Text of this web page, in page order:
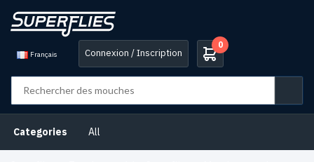
Français Connexion / Inscription
0
Categories All